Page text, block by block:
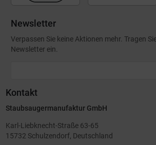
Newsletter
Verpassen Sie keine Aktionen mehr. Tragen
Newsletter ein.
Kontakt
Staubsaugermanufaktur GmbH
Karl-Liebknecht-Straße 63-65
15732 Schulzendorf, Deutschland